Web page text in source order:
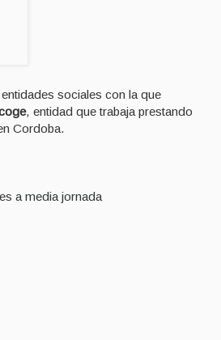
sociales con la que
, entidad que trabaja prestando
Cordoba.
a media jornada